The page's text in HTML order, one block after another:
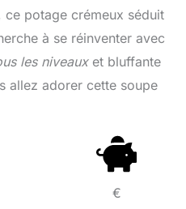
ce potage crémeux séduit
à se réinventer avec
les niveauxet bluffante
allez adorer cette soupe
€